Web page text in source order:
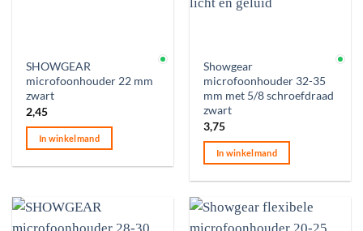
Op voorraad
SHOWGEAR
microfoonhouder 22 mm
zwart
2,45
In winkelmand
Op voorraad
Showgear
microfoonhouder 32-35
mm met 5/8 schroefdraad
zwart
3,75
In winkelmand